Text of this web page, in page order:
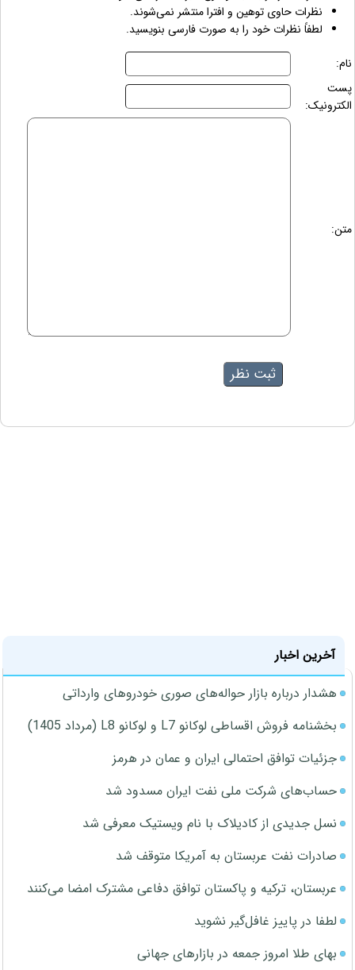
نظرات حاوی توهین و افترا منتشر نمی‌شوند.
لطفاً نظرات خود را به صورت فارسی بنویسید.
نام:
پست
الکترونیک:
متن:
آخرین اخبار
هشدار درباره بازار حواله‌های صوری خودروهای وارداتی
بخشنامه فروش اقساطی لوکانو L7 و لوکانو L8 (مرداد 1405)
جزئیات توافق احتمالی ایران و عمان در هرمز
حساب‌های شرکت ملی نفت ایران مسدود شد
نسل جدیدی از کادیلاک با نام ویستیک معرفی شد
صادرات نفت عربستان به آمریکا متوقف شد
عربستان، ترکیه و پاکستان توافق دفاعی مشترک امضا می‌کنند
لطفا در پاییز غافل‌گیر نشوید
بهای طلا امروز جمعه در بازارهای جهانی